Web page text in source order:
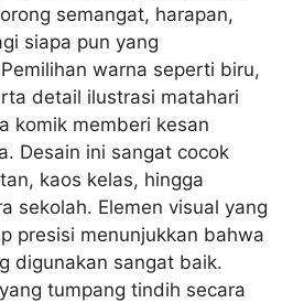
semangat, harapan,
siapa pun yang
warna seperti biru,
detail ilustrasi matahari
komik memberi kesan
Desain ini sangat cocok
kaos kelas, hingga
sekolah. Elemen visual yang
presisi menunjukkan bahwa
digunakan sangat baik.
tumpang tindih secara